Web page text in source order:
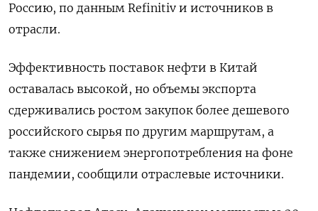
Россию, по данным Refinitiv и источников в
отрасли.
Эффективность поставок нефти в Китай
оставалась высокой, но объемы экспорта
сдерживались ростом закупок более дешевого
российского сырья по другим маршрутам, а
также снижением энергопотребления на фоне
пандемии, сообщили отраслевые источники.